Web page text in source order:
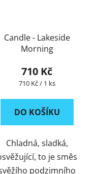
Candle - Lakeside
Morning
710 Kč
Měrná
710 Kč / 1 ks
DO KOŠÍKU
Chladná, sladká,
to je směs
podzimního